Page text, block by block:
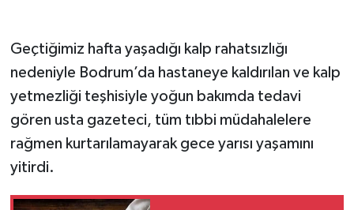
Geçtiğimiz hafta yaşadığı kalp rahatsızlığı
nedeniyle Bodrum’da hastaneye kaldırılan ve kalp
yetmezliği teşhisiyle yoğun bakımda tedavi
gören usta gazeteci, tüm tıbbi müdahalelere
rağmen kurtarılamayarak gece yarısı yaşamını
yitirdi.